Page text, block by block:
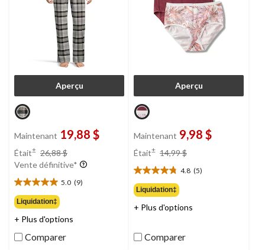
Aperçu
Maintenant 19,88 $
Était± 26,88 $
était
Vente définitive*
5.0 (9)
5.0
étoile(s)
sur
5.
9
évaluations
Liquidation‡
+ Plus d'options
Comparer
Aperçu
Maintenant 9,98 $
Était± 14,99 $
14,99 $
4.8 (5)
4.8
étoile(s)
sur
5.
évaluations
Liquidation‡
+ Plus d'options
Comparer